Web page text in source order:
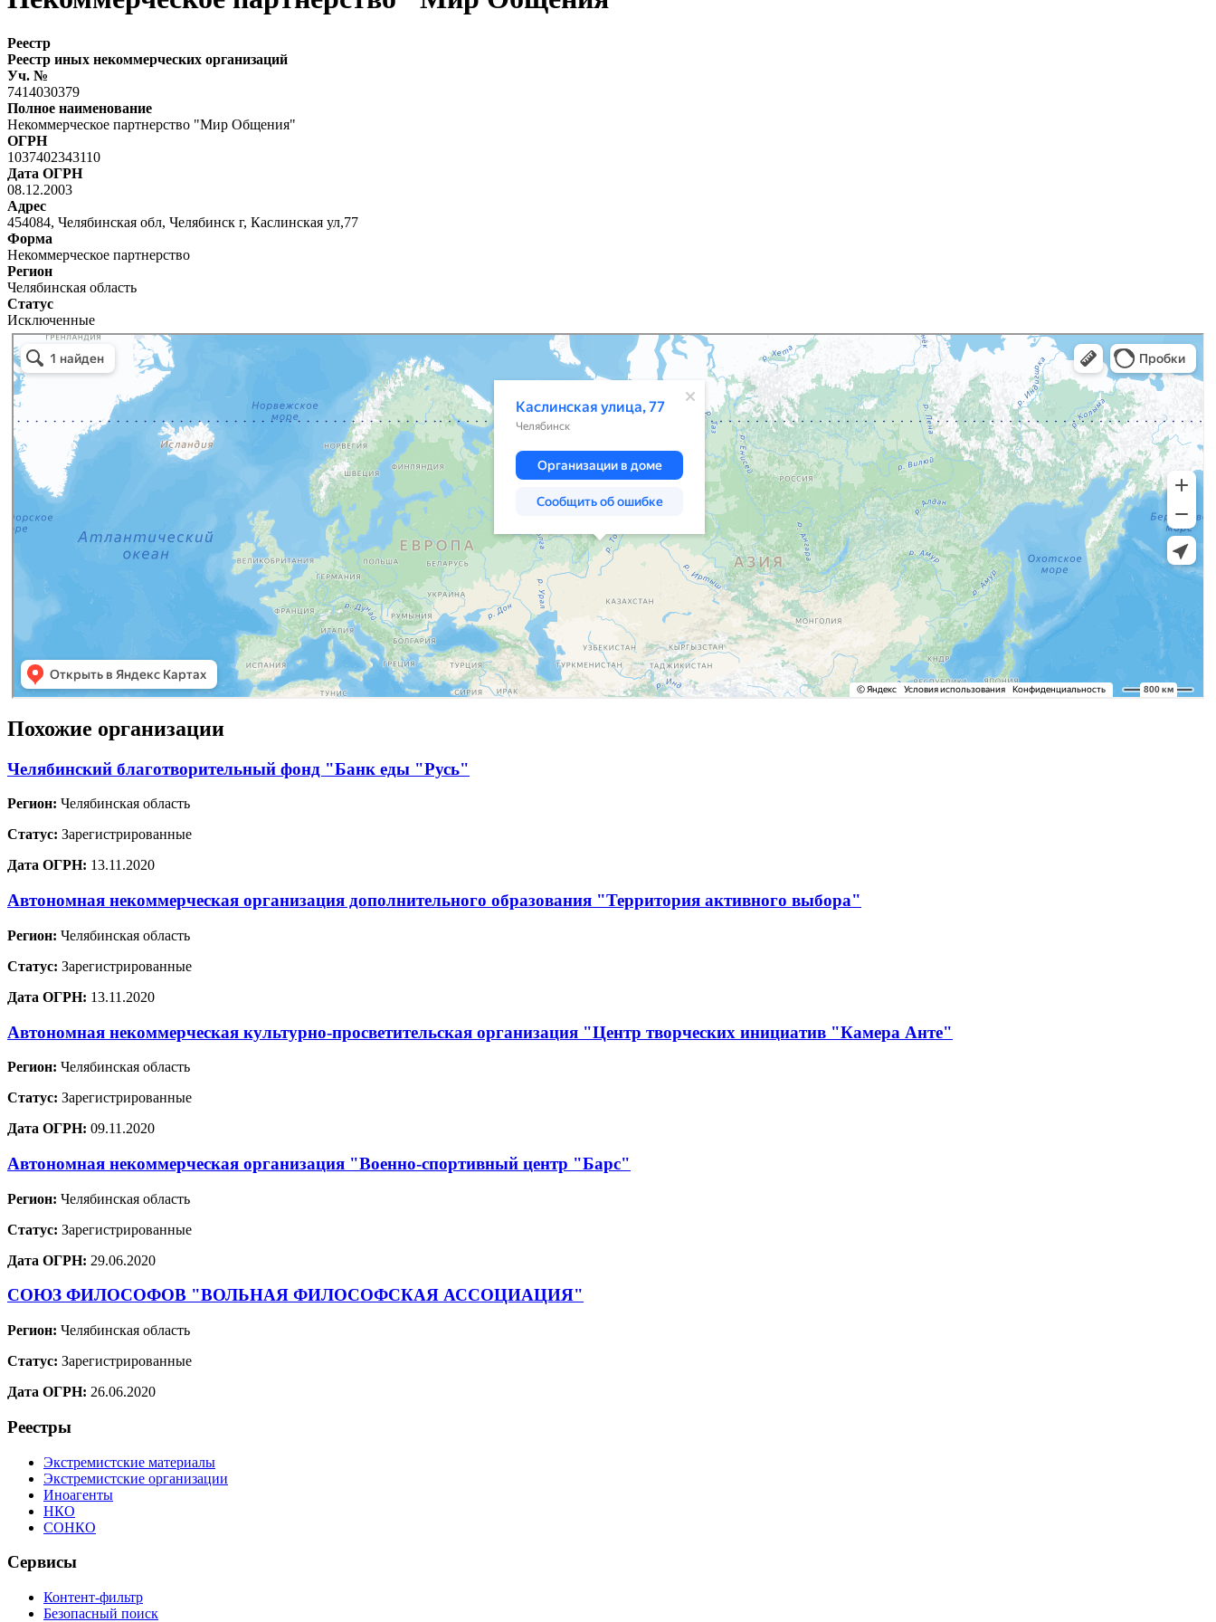
Реестр
Реестр иных некоммерческих организаций
Уч. №
7414030379
Полное наименование
Некоммерческое партнерство "Мир Общения"
ОГРН
1037402343110
Дата ОГРН
08.12.2003
Адрес
454084, Челябинская обл, Челябинск г, Каслинская ул,77
Форма
Некоммерческое партнерство
Регион
Челябинская область
Статус
Исключенные
Похожие организации
Челябинский благотворительный фонд "Банк еды "Русь"
Регион: Челябинская область
Статус: Зарегистрированные
Дата ОГРН: 13.11.2020
Автономная некоммерческая организация дополнительного образования "Территория активного выбора"
Регион: Челябинская область
Статус: Зарегистрированные
Дата ОГРН: 13.11.2020
Автономная некоммерческая культурно-просветительская организация "Центр творческих инициатив "Камера Анте"
Регион: Челябинская область
Статус: Зарегистрированные
Дата ОГРН: 09.11.2020
Автономная некоммерческая организация "Военно-спортивный центр "Барс"
Регион: Челябинская область
Статус: Зарегистрированные
Дата ОГРН: 29.06.2020
СОЮЗ ФИЛОСОФОВ "ВОЛЬНАЯ ФИЛОСОФСКАЯ АССОЦИАЦИЯ"
Регион: Челябинская область
Статус: Зарегистрированные
Дата ОГРН: 26.06.2020
Реестры
Экстремистские материалы
Экстремистские организации
Иноагенты
НКО
СОНКО
Сервисы
Контент-фильтр
Безопасный поиск